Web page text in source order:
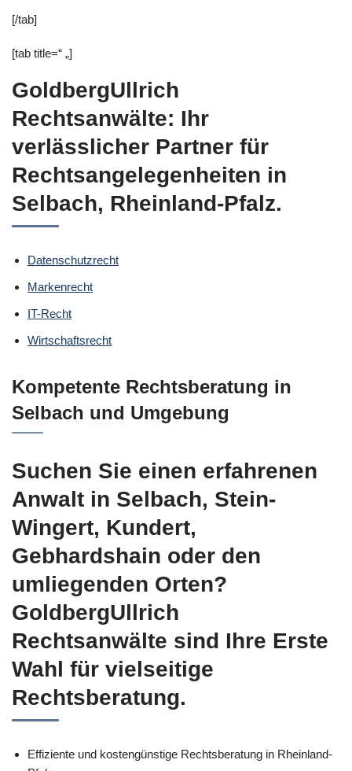
[/tab]
[tab title=“ „]
GoldbergUllrich
Rechtsanwälte: Ihr
verlässlicher Partner für
Rechtsangelegenheiten in
Selbach, Rheinland-Pfalz.
Datenschutzrecht
Markenrecht
IT-Recht
Wirtschaftsrecht
Kompetente Rechtsberatung in
Selbach und Umgebung
Suchen Sie einen erfahrenen
Anwalt in Selbach, Stein-
Wingert, Kundert,
Gebhardshain oder den
umliegenden Orten?
GoldbergUllrich
Rechtsanwälte sind Ihre Erste
Wahl für vielseitige
Rechtsberatung.
Effiziente und kostengünstige Rechtsberatung in Rheinland-